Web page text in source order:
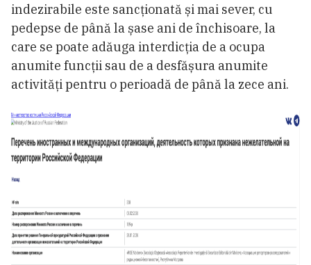
indezirabile este sancționată și mai sever, cu
pedepse de până la șase ani de închisoare, la
care se poate adăuga interdicția de a ocupa
anumite funcții sau de a desfășura anumite
activități pentru o perioadă de până la zece ani.